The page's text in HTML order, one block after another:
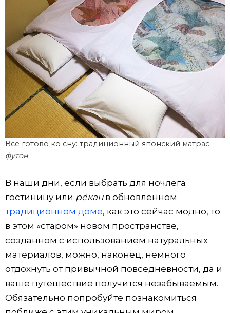
Все готово ко сну: традиционный японский матрас
футон
В наши дни, если выбрать для ночлега
гостиницу или рёкан в обновленном
традиционном доме, как это сейчас модно, то
в этом «старом» новом пространстве,
созданном с использованием натуральных
материалов, можно, наконец, немного
отдохнуть от привычной повседневности, да и
ваше путешествие получится незабываемым.
Обязательно попробуйте познакомиться